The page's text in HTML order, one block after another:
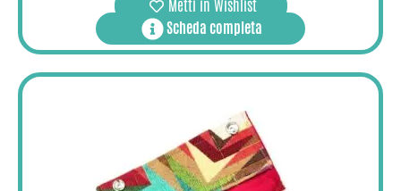
Metti in Wishlist
Scheda completa